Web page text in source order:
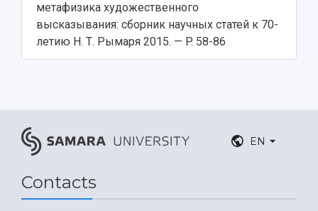
метафизика художественного
высказывания: сборник научных статей к 70-
летию Н. Т. Рымаря 2015. — P. 58-86
EN
Contacts